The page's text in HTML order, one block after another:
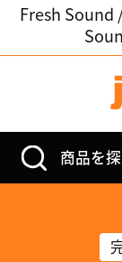
Fresh Sound
商品を